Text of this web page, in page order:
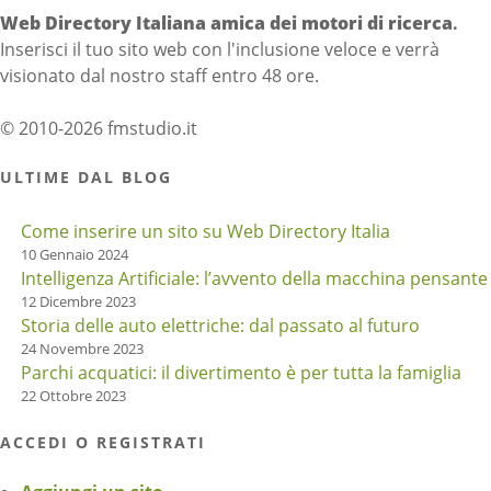
Web Directory Italiana amica dei motori di ricerca.
Inserisci il tuo sito web con l'inclusione veloce e verrà
visionato dal nostro staff entro 48 ore.
© 2010-2026 fmstudio.it
ULTIME DAL BLOG
Come inserire un sito su Web Directory Italia
10 Gennaio 2024
Intelligenza Artificiale: l’avvento della macchina pensante
12 Dicembre 2023
Storia delle auto elettriche: dal passato al futuro
24 Novembre 2023
Parchi acquatici: il divertimento è per tutta la famiglia
22 Ottobre 2023
ACCEDI O REGISTRATI